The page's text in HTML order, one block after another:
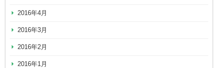
2016年4月
2016年3月
2016年2月
2016年1月